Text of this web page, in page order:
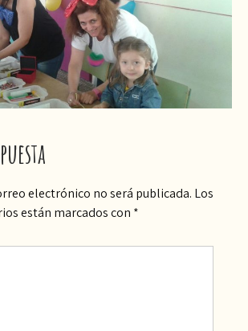
electrónico no será publicada. Los
están marcados con *